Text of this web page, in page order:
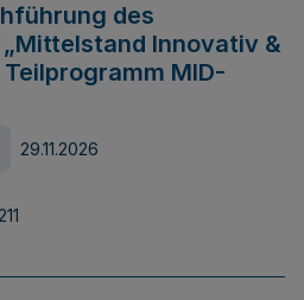
des
Innovativ &
MID-
29.11.2026
211